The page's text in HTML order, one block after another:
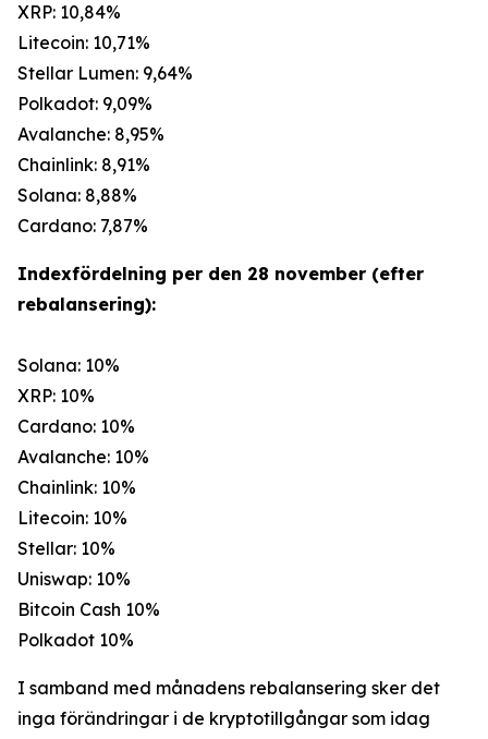
XRP: 10,84%
Litecoin: 10,71%
Stellar Lumen: 9,64%
Polkadot: 9,09%
Avalanche: 8,95%
Chainlink: 8,91%
Solana: 8,88%
Cardano: 7,87%
Indexfördelning per den 28 november (efter
rebalansering):
Solana: 10%
XRP: 10%
Cardano: 10%
Avalanche: 10%
Chainlink: 10%
Litecoin: 10%
Stellar: 10%
Uniswap: 10%
Bitcoin Cash 10%
Polkadot 10%
I samband med månadens rebalansering sker det
inga förändringar i de kryptotillgångar som idag